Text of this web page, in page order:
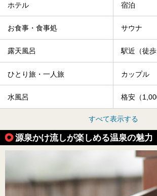
ホテル 宿泊
お食事・食事処 サウナ
露天風呂 駅近（徒歩
ひとり旅・一人旅 カップル
水風呂 格安（
すべて表示する
源泉かけ流しが楽しめる温泉の魅力